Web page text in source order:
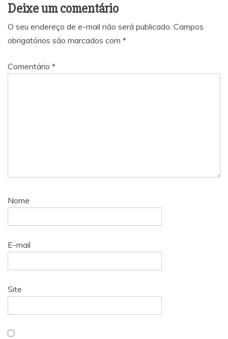
Deixe um comentário
O seu endereço de e-mail não será publicado. Campos
obrigatórios são marcados com *
Comentário *
Nome
E-mail
Site